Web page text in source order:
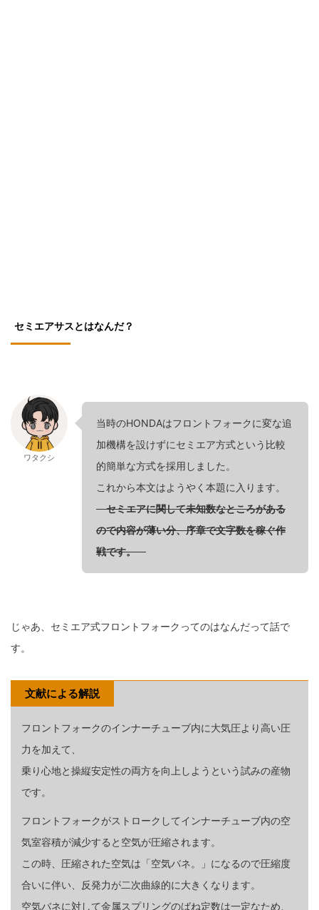
セミエアサスとはなんだ？
ワタクシ
当時のHONDAはフロントフォークに変な追
加機構を設けずにセミエア方式という比較
的簡単な方式を採用しました。
これから本文はようやく本題に入ります。
セミエアに関して未知数なところがある
ので内容が薄い分、序章で文字数を稼ぐ作
戦です。
じゃあ、セミエア式フロントフォークってのはなんだって話で
す。
文献による解説
フロントフォークのインナーチューブ内に大気圧より高い圧
力を加えて、
乗り心地と操縦安定性の両方を向上しようという試みの産物
です。
フロントフォークがストロークしてインナーチューブ内の空
気室容積が減少すると空気が圧縮されます。
この時、圧縮された空気は「空気バネ。」になるので圧縮度
合いに伴い、反発力が二次曲線的に大きくなります。
空気バネに対して金属スプリングのばね定数は一定なため、